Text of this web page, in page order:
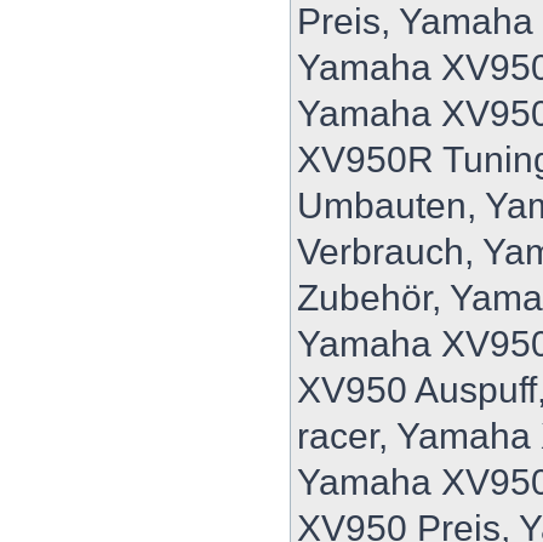
Preis,
Yamaha
Yamaha
XV950R
Umbauten,
Verbrauch,
Zubehör,
Yamaha
XV950
racer,
Yamaha
XV950 Preis,